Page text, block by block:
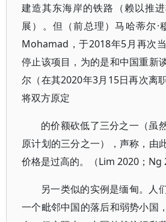
建造其东海岸的铁路（赖以推
展）。但（前总理）马哈蒂尔
Mohamad，于2018年5月再次
停止该项目，为的是和中国重新
尔（在其2020年3月15日再次离
将双方原定
的价额砍低了三分之一（虽
原计划的三分之一），声称，由
价格是过高的。（Lim 2020；Ng
另一类似的实例是缅甸。人
一个毗邻中国的落后和弱势小国